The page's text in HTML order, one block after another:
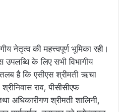
नेतृत्व की महत्त्वपूर्ण भूमिका रही।
के लिए सभी विभागीय
है कि एसीएस श्रीमती ऋचा
राव, पीसीसीएफ
अधिकारीगण श्रीमती शालिनी,